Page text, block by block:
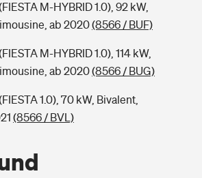
M-HYBRID 1.0), 92 kW,
ab 2020(8566 / BUF)
M-HYBRID 1.0), 114 kW,
ab 2020(8566 / BUG)
1.0), 70 kW, Bivalent,
(8566 / BVL)